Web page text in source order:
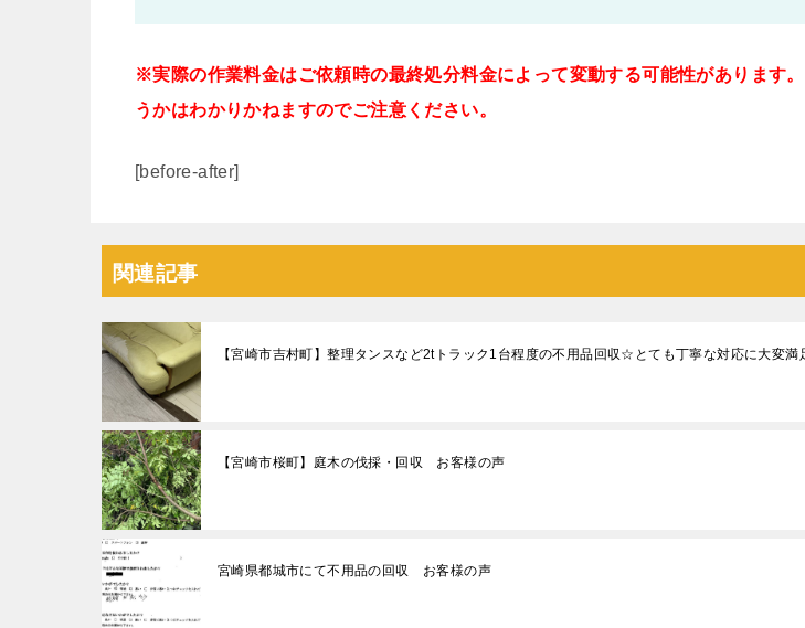
※実際の作業料金はご依頼時の最終処分料金によって変動する可能性があります
うかはわかりかねますのでご注意ください。
[before-after]
関連記事
【宮崎市吉村町】整理タンスなど2tトラック1台程度の不用品回収☆とても丁寧な対応に大変満
【宮崎市桜町】庭木の伐採・回収 お客様の声
宮崎県都城市にて不用品の回収 お客様の声